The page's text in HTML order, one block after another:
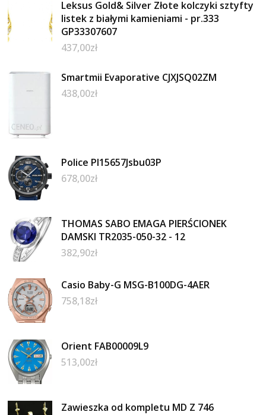
Leksus Gold& Silver Złote kolczyki sztyfty
listek z białymi kamieniami - pr.333
GP33307607
437,00zł
Smartmii Evaporative CJXJSQ02ZM
438,00zł
Police Pl15657Jsbu03P
678,00zł
THOMAS SABO EMAGA PIERŚCIONEK
DAMSKI TR2035-050-32 - 12
382,90zł
Casio Baby-G MSG-B100DG-4AER
758,18zł
Orient FAB00009L9
513,00zł
Zawieszka od kompletu MD Z 746